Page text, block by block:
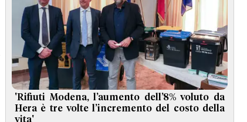
'Rifiuti Modena, l’aumento dell’8% voluto da
Hera è tre volte l’incremento del costo della
vita'